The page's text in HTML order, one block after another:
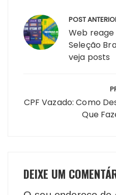
de
Post
POST
Web
Seleção
veja posts
CPF Vazado: Como
Que
DEIXE UM